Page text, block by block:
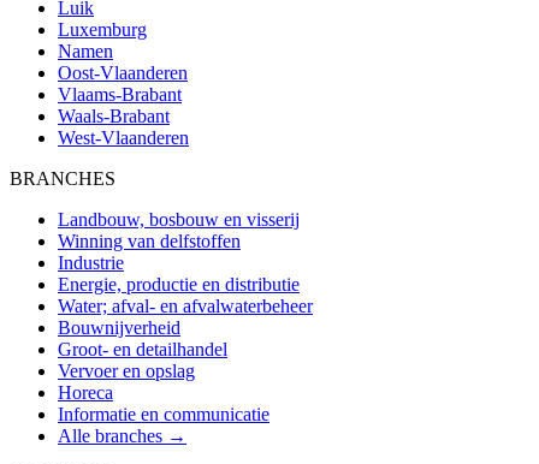
Luik
Luxemburg
Namen
Oost-Vlaanderen
Vlaams-Brabant
Waals-Brabant
West-Vlaanderen
BRANCHES
Landbouw, bosbouw en visserij
Winning van delfstoffen
Industrie
Energie, productie en distributie
Water; afval- en afvalwaterbeheer
Bouwnijverheid
Groot- en detailhandel
Vervoer en opslag
Horeca
Informatie en communicatie
Alle branches →